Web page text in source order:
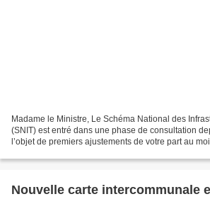
Madame le Ministre, Le Schéma National des
(SNIT) est entré dans une phase de consultation
l’objet de premiers ajustements de votre part au
Nouvelle carte intercommunale